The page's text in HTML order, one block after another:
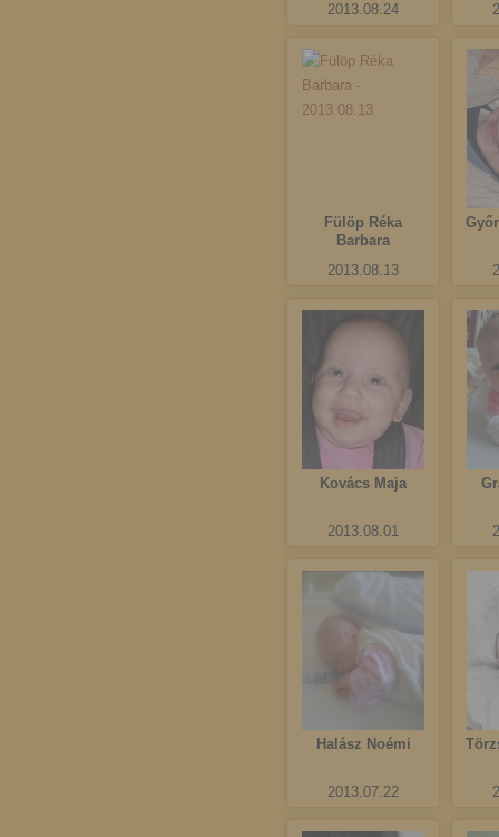
2013.08.24
Fülöp Réka
Barbara
2013.08.13
Kovács Maja
2013.08.01
Halász Noémi
2013.07.22